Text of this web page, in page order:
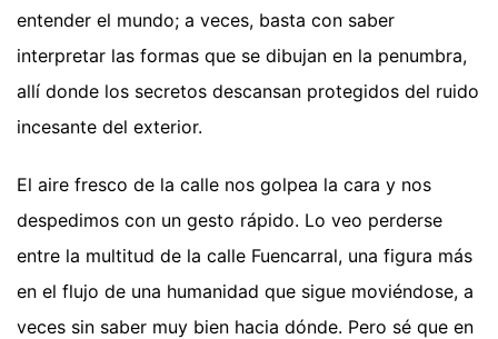
entender el mundo; a veces, basta con saber
interpretar las formas que se dibujan en la penumbra,
allí donde los secretos descansan protegidos del ruido
incesante del exterior.
El aire fresco de la calle nos golpea la cara y nos
despedimos con un gesto rápido. Lo veo perderse
entre la multitud de la calle Fuencarral, una figura más
en el flujo de una humanidad que sigue moviéndose, a
veces sin saber muy bien hacia dónde. Pero sé que en